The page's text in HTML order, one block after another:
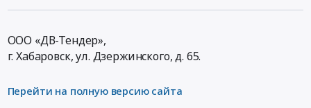
ООО «ДВ-Тендер»,
г. Хабаровск,ул. Дзержинского, д. 65.
Перейти на полную версию сайта